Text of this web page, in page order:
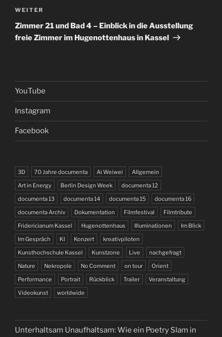
Nächster
Beitrag
WEITER
Zimmer 21 und Bad 4 – Einblick in die Ausstellung
freie Zimmer im Hugenottenhaus in Kassel
YouTube
Instagram
Facebook
3D 70 Jahre documenta Ai Weiwei
Allgemein
Art in Energy
Berlin Design Week
documenta 12
documenta 13
documenta 14 documenta 15
documenta 16
documenta Archiv
Dokumentation Filmfestival
Filmtribute
Fridericianum Kassel
Hugenottenhaus Illuminationen
Im Blick
Im Gespräch
KI Konzert
kreativpiloten
Kunsthochschule Kassel
Kunstzone Live
nachgefragt
Nature
Nekropole No Comment on tour
Orient
Performance
Portrait Rückblick Trailer
Veranstaltung
Videokunst
worldwide
Unterhaltsam Unaufhaltsam: Wie ein Poetry Slam in